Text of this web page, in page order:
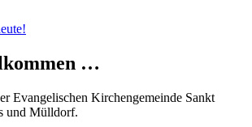
…
Evangelischen Kirchengemeinde Sankt
und Mülldorf.